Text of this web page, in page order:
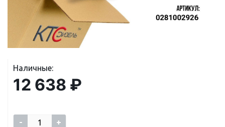
Наличные:
12 638 ₽
- +